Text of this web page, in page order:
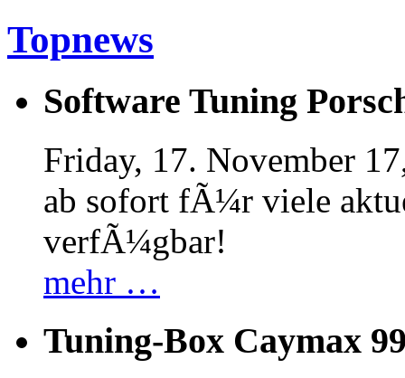
Topnews
Software Tuning
Friday, 17. November
ab sofort fÃ¼r viele
verfÃ¼gbar!
mehr …
Tuning-Box Caymax